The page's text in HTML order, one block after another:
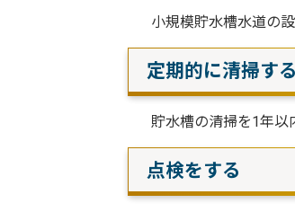
小規模貯水槽水道の設
定期的に清掃する
貯水槽の清掃を1年以
点検をする